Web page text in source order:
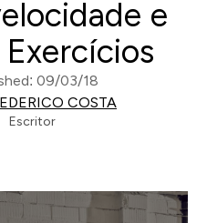
e
09/03/18
COSTA
Escritor